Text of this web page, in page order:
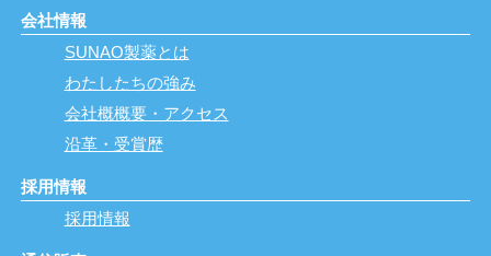
会社情報
SUNAO製薬とは
わたしたちの強み
会社概概要・アクセス
沿革・受賞歴
採用情報
採用情報